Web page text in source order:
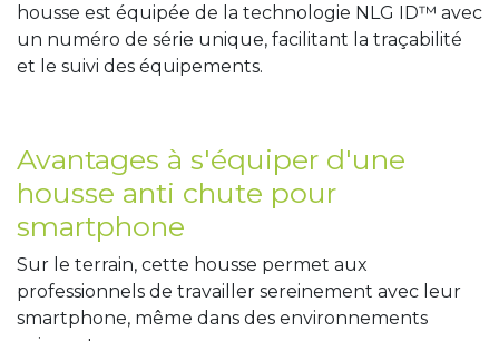
housse est équipée de la technologie NLG ID™ avec
un numéro de série unique, facilitant la traçabilité
et le suivi des équipements.
Avantages à s'équiper d'une
housse anti chute pour
smartphone
Sur le terrain, cette housse permet aux
professionnels de travailler sereinement avec leur
smartphone, même dans des environnements